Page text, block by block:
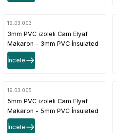
19.03.003
3mm PVC izoleli Cam Elyaf
Makaron - 3mm PVC İnsulated
Fiberglass Tubing
İncele
19.03.005
5mm PVC izoleli Cam Elyaf
Makaron - 5mm PVC İnsulated
Fiberglass Tubing
İncele